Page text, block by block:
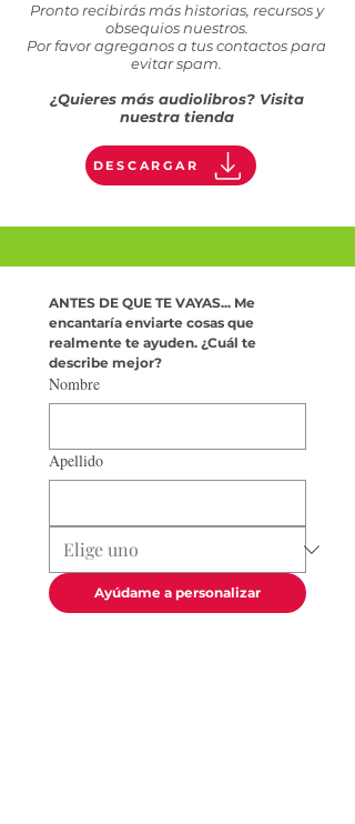
Pronto recibirás más historias, recursos y
obsequios nuestros.
Por favor agreganos a tus contactos para
evitar spam.
¿Quieres más audiolibros? Visita
nuestra tienda
DESCARGAR
ANTES DE QUE TE VAYAS... Me
encantaría enviarte cosas que
realmente te ayuden. ¿Cuál te
describe mejor?
Nombre
Apellido
Ayúdame a personalizar